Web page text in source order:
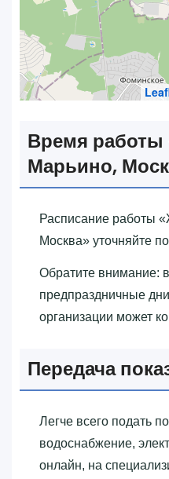
Время работы
Марьино,
Расписание работы
Москва»‎ уточняйте
Обратите внимание:
предпраздничные
организации может
Передача
Легче всего подать
водоснабжение,
онлайн, на